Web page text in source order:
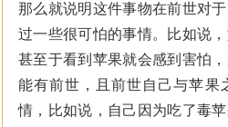
那么就说明这件事物在前世对
过一些很可怕的事情。比如说
甚至于看到苹果就会感到害怕
能有前世，且前世自己与苹果
情，比如说，自己因为吃了毒